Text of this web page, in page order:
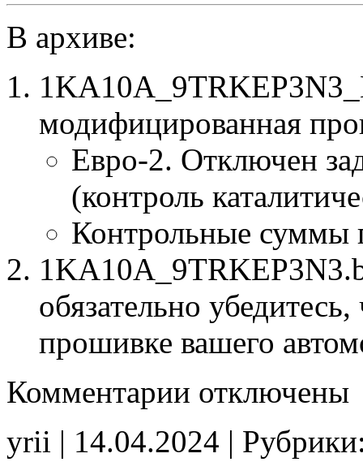
В архиве:
модифицированная
Евро-2. Отключен
(контроль
Контрольные суммы
обязательно
прошивке вашего
Комментарии записи
E2Catoff
CHK(ok)
отключены
yrii | 14.04.2024 |